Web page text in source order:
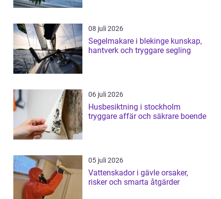
08 juli 2026
Segelmakare i blekinge kunskap,
hantverk och tryggare segling
06 juli 2026
Husbesiktning i stockholm
tryggare affär och säkrare boende
05 juli 2026
Vattenskador i gävle orsaker,
risker och smarta åtgärder